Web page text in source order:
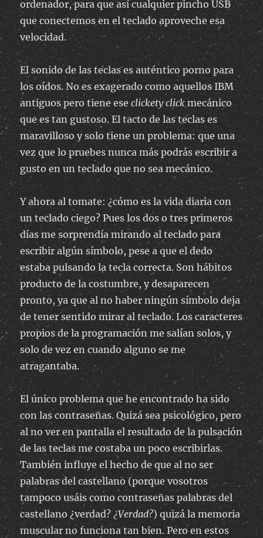
ordenador, para que así cualquier pincho USB
que conectemos en el teclado aproveche esa
velocidad.
El sonido de las teclas es auténtico porno para
los oídos. No es exagerado como aquellos IBM
antiguos pero tiene eseclickety click mecánico
que es tan gustoso. El tacto de las teclas es
maravilloso y solo tiene un problema: que una
vez que lo pruebes nunca más podrás escribir a
gusto en un teclado que no sea mecánico.
Y ahora al tomate: ¿cómo es la vida diaria con
un teclado ciego? Pues los dos o tres primeros
días me sorprendía mirando al teclado para
escribir algún símbolo, pese a que el dedo
estaba pulsando la tecla correcta. Son hábitos
producto de la costumbre, y desaparecen
pronto, ya que al no haber ningún símbolo deja
de tener sentido mirar al teclado. Los caracteres
propios de la programación me salían solos, y
solo de vez en cuando alguno se me
atragantaba.
El único problema que he encontrado ha sido
con las contraseñas. Quizá sea psicológico, pero
al no ver en pantalla el resultado de la pulsación
de las teclas me costaba un poco escribirlas.
También influye el hecho de que al no ser
palabras del castellano (porque vosotros
tampoco usáis como contraseñas palabras del
castellano ¿verdad?¿Verdad?) quizá la memoria
muscular no funciona tan bien. Pero en estos